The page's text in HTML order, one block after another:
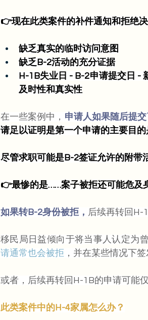
👉现在此类案件的补件通知和拒绝
缺乏真实的临时访问意图
缺乏B-2活动的充分证据
H-1B失业日 - B-2申请提交日
及时性和真实性
在一些案例中， 申请人如果随后提
请足以证明是第一个申请的主要目
尽管求职可能是B-2签证允许的附带
👉最惨的是……案子被拒还可能危及
如果转B-2身份被拒， 后续再转回H-
移民局日益倾向于将当事人认定为曾
请通常也会被拒 ，并在某些情况下
或者，后续再转回H-1B的申请可能
此类案件中的H-4家属怎么办？